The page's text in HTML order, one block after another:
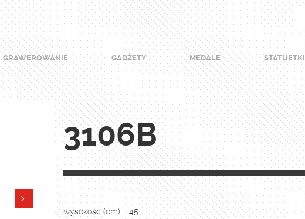
GRAWEROWANIE GADŻETY MEDALE STATUETKI
3106B
wysokość (cm)
45